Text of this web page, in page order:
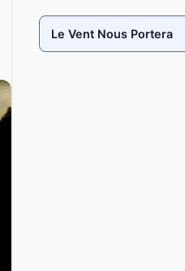
Le Vent Nous Portera